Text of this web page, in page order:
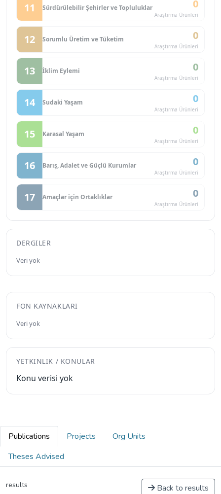
11 Sürdürülebilir Şehirler ve Topluluklar 0
Araştırma Ürünleri
12 Sorumlu Üretim ve Tüketim 0
Araştırma Ürünleri
13 İklim Eylemi 0
Araştırma Ürünleri
14 Sudaki Yaşam 0
Araştırma Ürünleri
15 Karasal Yaşam 0
Araştırma Ürünleri
16 Barış, Adalet ve Güçlü Kurumlar 0
Araştırma Ürünleri
17 Amaçlar için Ortaklıklar 0
Araştırma Ürünleri
DERGILER
Veri yok
FON KAYNAKLARI
Veri yok
YETKINLIK / KONULAR
Konu verisi yok
Publications Projects
Org Units
Theses Advised
results Back to results